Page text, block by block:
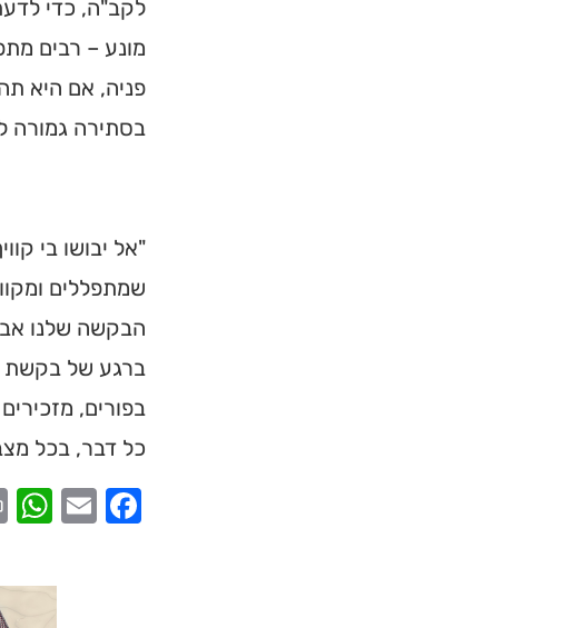
לקב"ה, כדי
מונע – רבים
פניה, אם היא
בסתירה גמורה
"אל יבושו בי
שמתפללים
הבקשה שלנו
ברגע של בקשת
בפורים,
כל דבר, בכל
Facebook
Email